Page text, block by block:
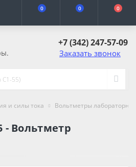
0 0 0
+7 (342) 247-57-09
Заказать звонок
и силы тока Вольтметры
- Вольтметр